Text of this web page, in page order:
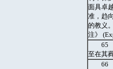
面具卓
准，趋
的教义
注》
65
至在其
66